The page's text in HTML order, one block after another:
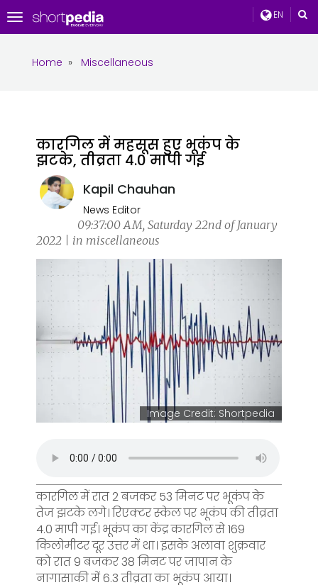
EN
Toggle
navigation
Home » Miscellaneous
कारगिल में महसूस हुए भूकंप के
झटके, तीव्रता 4.0 मापी गई
Kapil Chauhan
News Editor
09:37:00 AM, Saturday 22nd of January
2022 | in miscellaneous
Image Credit: Shortpedia
कारगिल में रात 2 बजकर 53 मिनट पर भूकंप के
तेज झटके लगे। रिएक्टर स्केल पर भूकंप की तीव्रता
4.0 मापी गई। भूकंप का केंद्र कारगिल से 169
किलोमीटर दूर उत्तर में था। इसके अलावा शुक्रवार
को रात 9 बजकर 38 मिनट पर जापान के
नागासाकी में 6.3 तीव्रता का भूकंप आया।